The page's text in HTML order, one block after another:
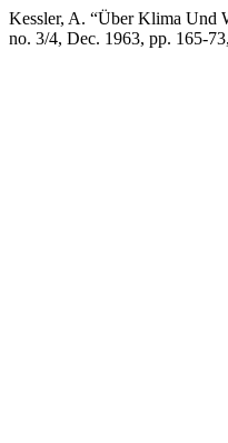
Kessler, A. “Über Klima Und
no. 3/4, Dec. 1963, pp. 165-